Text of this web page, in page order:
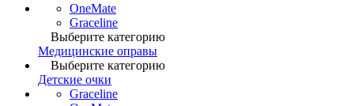
OneMate
Graceline
Выберите категорию
Медицинские оправы
Выберите категорию
Детские очки
Graceline